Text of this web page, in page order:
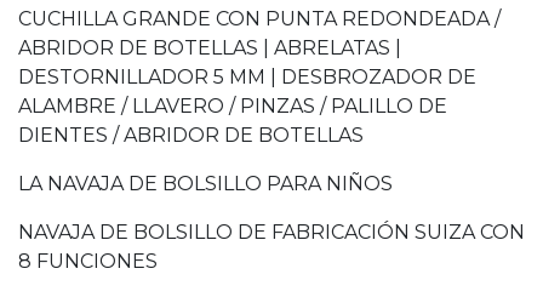
CUCHILLA GRANDE CON PUNTA REDONDEADA /
ABRIDOR DE BOTELLAS | ABRELATAS |
DESTORNILLADOR 5 MM | DESBROZADOR DE
ALAMBRE / LLAVERO / PINZAS / PALILLO DE
DIENTES / ABRIDOR DE BOTELLAS
LA NAVAJA DE BOLSILLO PARA NIÑOS
NAVAJA DE BOLSILLO DE FABRICACIÓN SUIZA CON
8 FUNCIONES